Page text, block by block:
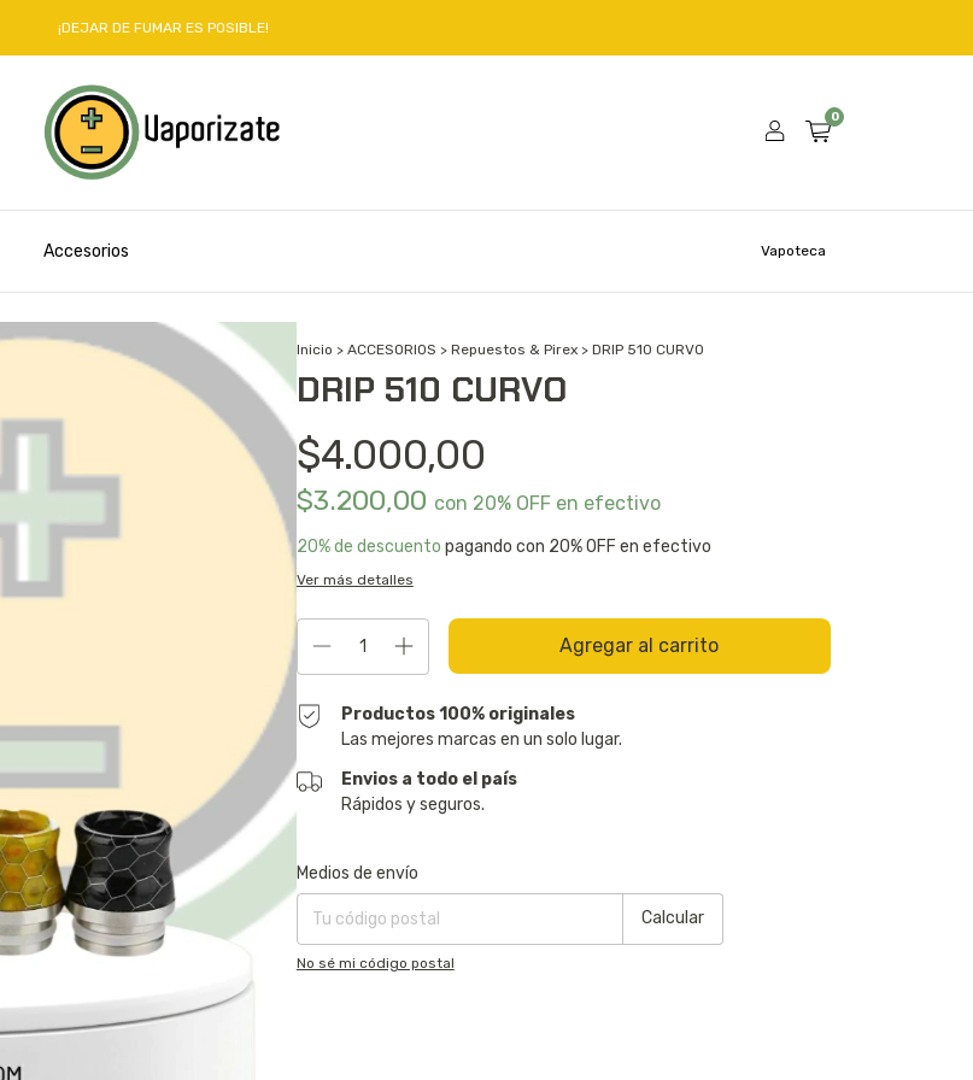
¡DEJAR DE FUMAR ES POSIBLE!
0
Accesorios Vapoteca
Inicio > ACCESORIOS > Repuestos & Pirex > DRIP 510 CURVO
DRIP 510 CURVO
$4.000,00
$3.200,00 con 20% OFF en efectivo
20% de descuento pagando con 20% OFF en efectivo
Ver más detalles
Productos 100% originales
Las mejores marcas en un solo lugar.
Envios a todo el país
Rápidos y seguros.
Entregas para el CP:
Medios de envío
Calcular
No sé mi código postal